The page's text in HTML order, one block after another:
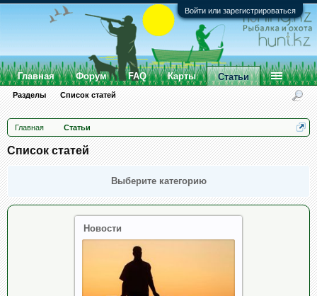
Войти или зарегистрироваться
Главная Статьи
Список статей
Выберите категорию
Новости
Главная Форум FAQ Карты Статьи
Разделы Список статей